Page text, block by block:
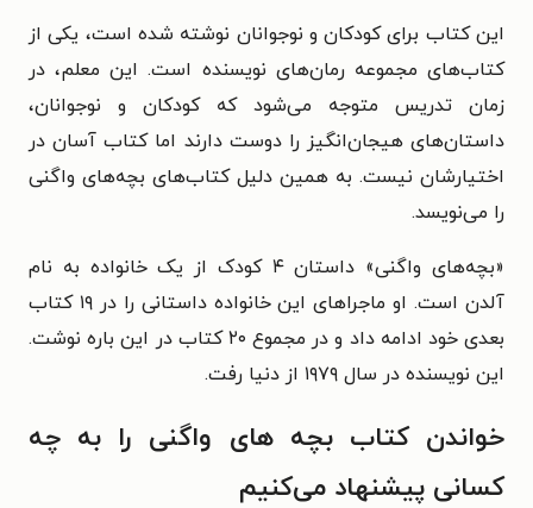
این کتاب برای کودکان و نوجوانان نوشته شده است، یکی از
کتاب‌های مجموعه رمان‌های نویسنده است. این معلم، در
زمان تدریس متوجه می‌شود که کودکان و نوجوانان،
داستان‌‌های هیجان‌انگیز را دوست دارند اما کتاب آسان در
اختیارشان نیست. به همین دلیل کتاب‌های بچه‌های واگنی
را می‌نویسد.
«بچه‌های واگنی» داستان ۴ کودک از یک خانواده به نام
آلدن است. او ماجراهای این خانواده داستانی را در ۱۹ کتاب
بعدی خود ادامه داد و در مجموع ۲۰ کتاب در این باره نوشت.
این نویسنده در سال ۱۹۷۹ از دنیا رفت.
خواندن کتاب بچه های واگنی را به چه
کسانی پیشنهاد می‌کنیم